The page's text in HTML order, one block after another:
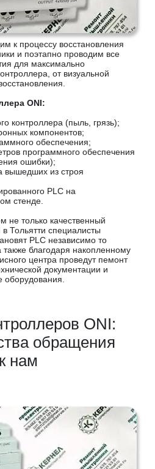
к процессу восстановления
и поэтапно проводим все
для максимально
от визуальной
ONI:
контроллера (пыль, грязь);
компонентов;
обеспечения;
программного обеспечения
ошибки);
вышедших из строя
PLC на
стенде.
не только качественный
Тольятти специалисты
PLC независимо то
благодаря накопленному
центра проведут пемонт
документации и
оборудования.
ONI:
обращения
к нам